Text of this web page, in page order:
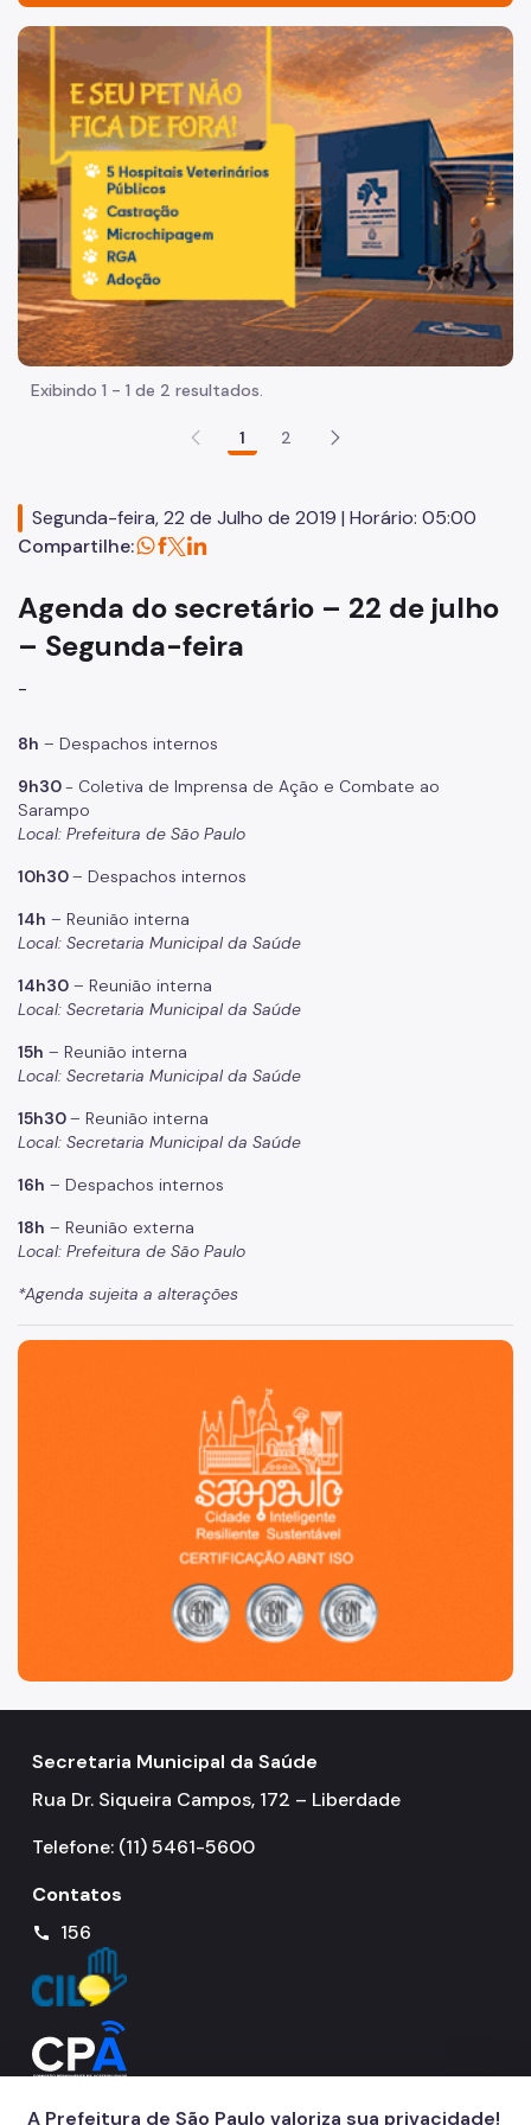
Acesso à Informação
Participação Social
Quadro de Serviços
Acesso à Proteção de Dados Pessoais
Organização
Quem é quem
Coordenadorias de Saúde
Supervisões de Saúde
Estabelecimentos e Serviços de Saúde
Missão, Visão e Valores
Assessoria de Comunicação - Ascom
Assessoria Parlamentar
Atenção Integral às Pessoas em Situação de Acumulação
Comitê de Ética em Pesquisa com Seres Humanos
Conselho Municipal de Saúde
Coordenadoria de Informação em Saúde
Infecções Sexualmente Transmissíveis - IST/AIDS
Gestão de Pessoas
Gestão Participativa
Licitações e Compras Públicas
Atas de Registro de Preços
Editais / Consulta Pública
Manuais de Identidade Visual
SAMU 192
Tecnologia da Informação e Comunicação
Vigilância em Saúde
Imagem de um cachorro caramelo e uma gata rajada,
Exibindo 1 - 1 de 2 resultados.
1 2
Segunda-feira, 22 de Julho de 2019 | Horário: 05:00
Compartilhe:
Agenda do secretário – 22 de julho
– Segunda-feira
-
8h – Despachos internos
9h30- Coletiva de Imprensa de Ação e Combate ao
Sarampo
Local: Prefeitura de São Paulo
10h30– Despachos internos
14h – Reunião interna
Local: Secretaria Municipal da Saúde
14h30 – Reunião interna
Local: Secretaria Municipal da Saúde
15h – Reunião interna
Local: Secretaria Municipal da Saúde
15h30– Reunião interna
Local: Secretaria Municipal da Saúde
16h – Despachos internos
18h – Reunião externa
Local: Prefeitura de São Paulo
*Agenda sujeita a alterações
São Paulo, cidade inteligente, resiliente e sustentável
Secretaria Municipal da Saúde
Rua Dr. Siqueira Campos, 172 – Liberdade
Telefone: (11) 5461-5600
Contatos
call 156
A Prefeitura de São Paulo valoriza sua privacidade!